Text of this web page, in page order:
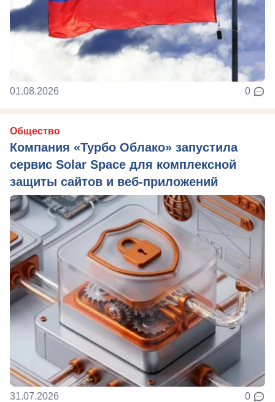
01.08.2026 0
Общество
Компания «Турбо Облако» запустила
сервис Solar Space для комплексной
защиты сайтов и веб-приложений
31.07.2026 0